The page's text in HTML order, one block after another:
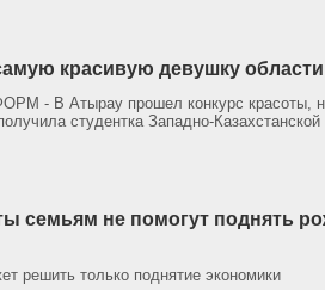
красивую девушку области
- В Атырау прошел конкурс красоты,
студентка Западно-
семьям не помогут поднять
решить только поднятие экономики